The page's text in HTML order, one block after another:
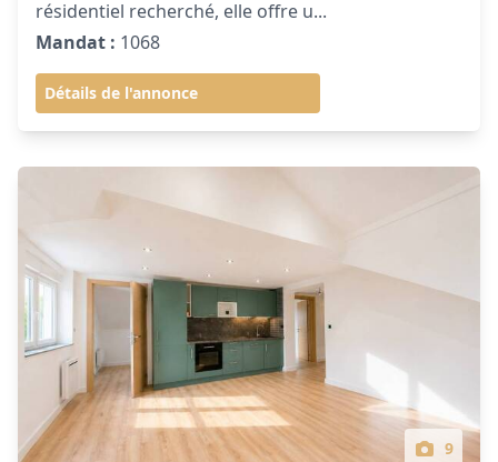
résidentiel recherché, elle offre u...
Mandat : 1068
Détails de l'annonce
9